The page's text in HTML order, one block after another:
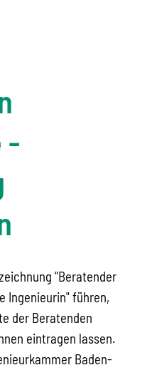
-
"Beratender
Ingenieurin" führen,
der Beratenden
eintragen lassen.
Baden-